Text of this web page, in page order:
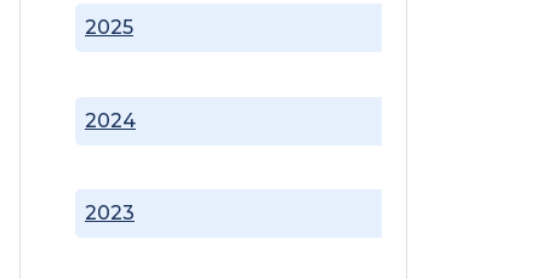
2023
2024
2025